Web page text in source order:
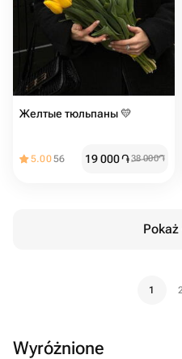
Желтые тюльпаны 💛
5.0056 19 000֏38 000֏
1
Wyróżnione